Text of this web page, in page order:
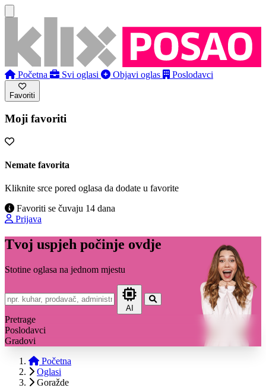
Početna Svi oglasi Objavi oglas Poslodavci
Favoriti
Moji favoriti
Nemate favorita
Kliknite srce pored oglasa da dodate u favorite
Favoriti se čuvaju 14 dana
Prijava
Tvoj uspjeh počinje ovdje
Stotine oglasa na jednom mjestu
AI
Pretrage
Poslodavci
Gradovi
Početna
Oglasi
Goražde